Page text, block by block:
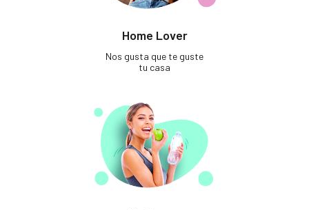
Home Lover
Nos gusta que te guste
tu casa